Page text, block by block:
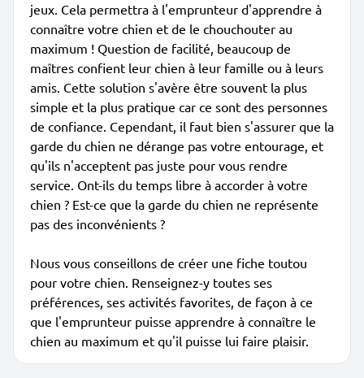
jeux. Cela permettra à l'emprunteur d'apprendre à
connaître votre chien et de le chouchouter au
maximum ! Question de facilité, beaucoup de
maîtres confient leur chien à leur famille ou à leurs
amis. Cette solution s'avère être souvent la plus
simple et la plus pratique car ce sont des personnes
de confiance. Cependant, il faut bien s'assurer que la
garde du chien ne dérange pas votre entourage, et
qu'ils n'acceptent pas juste pour vous rendre
service. Ont-ils du temps libre à accorder à votre
chien ? Est-ce que la garde du chien ne représente
pas des inconvénients ?
Nous vous conseillons de créer une fiche toutou
pour votre chien. Renseignez-y toutes ses
préférences, ses activités favorites, de façon à ce
que l'emprunteur puisse apprendre à connaître le
chien au maximum et qu'il puisse lui faire plaisir.